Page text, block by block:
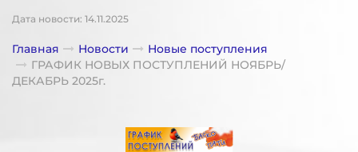
Дата новости: 14.11.2025
Главная Новости
Новые поступления
ГРАФИК НОВЫХ ПОСТУПЛЕНИЙ НОЯБРЬ/
ДЕКАБРЬ 2025г.